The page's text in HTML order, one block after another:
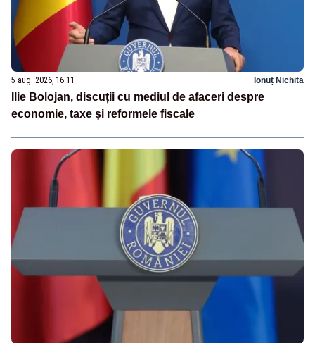
5 aug. 2026, 16:11 Ionuț Nichita
Ilie Bolojan, discuții cu mediul de afaceri despre
economie, taxe și reformele fiscale